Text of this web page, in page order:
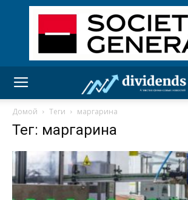
Домой Теги маргарина
Тег: маргарина